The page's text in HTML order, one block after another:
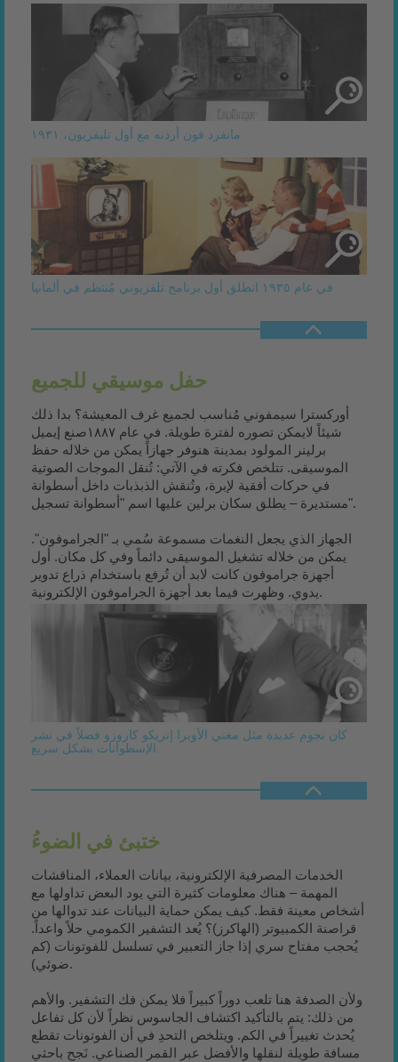
مانفرد فون أردنه مع أول تليفزيون، ١٩٣١
في عام ١٩٣٥ انطلق أول برنامج تلفزيوني مُنتظم في ألمانيا
حفل موسيقي للجميع
أوركسترا سيمفوني مُناسب لجميع غرف المعيشة؟ بدا ذلك
شيئاً لايمكن تصوره لفترة طويلة. في عام ١٨٨٧صنع إيميل
برلينر المولود بمدينة هنوفر جهازاً يمكن من خلاله حفظ
الموسيقى. تتلخص فكرته في الآتي: تُنقل الموجات الصوتية
في حركات أفقية لإبرة، وتُنقش الذبذبات داخل أسطوانة
مستديرة – يطلق سكان برلين عليها اسم "أسطوانة تسجيل".
الجهاز الذي يجعل النغمات مسموعة سُمي بـ "الجراموفون".
يمكن من خلاله تشغيل الموسيقى دائماً وفي كل مكان. أول
أجهزة جراموفون كانت لابد أن تُرفع باستخدام ذراع تدوير
يدوي. وظهرت فيما بعد أجهزة الجراموفون الإلكترونية.
كان نجوم عديدة مثل مغني الأوبرا إنريكو كاروزو فضلاً في نشر
الإسطوانات بشكل سريع.
ُختبئ في الضوء
الخدمات المصرفية الإلكترونية، بيانات العملاء، المناقشات
المهمة – هناك معلومات كثيرة التي يود البعض تداولها مع
أشخاص معينة فقط. كيف يمكن حماية البيانات عند تدوالها من
قراصنة الكمبيوتر (الهاكرز)؟ يُعد التشفير الكمومي حلاً واعداً.
يُحجب مفتاح سري إذا جاز التعبير في تسلسل للفوتونات (كم
ضوئي).
ولأن الصدفة هنا تلعب دوراً كبيراً فلا يمكن فك التشفير. والأهم
من ذلك: يتم بالتأكيد اكتشاف الجاسوس نظراً لأن كل تفاعل
يُحدث تغييراً في الكم. ويتلخص التحدِ في أن الفوتونات تقطع
مسافة طويلة لنقلها والأفضل عبر القمر الصناعي. نَجح باحثي